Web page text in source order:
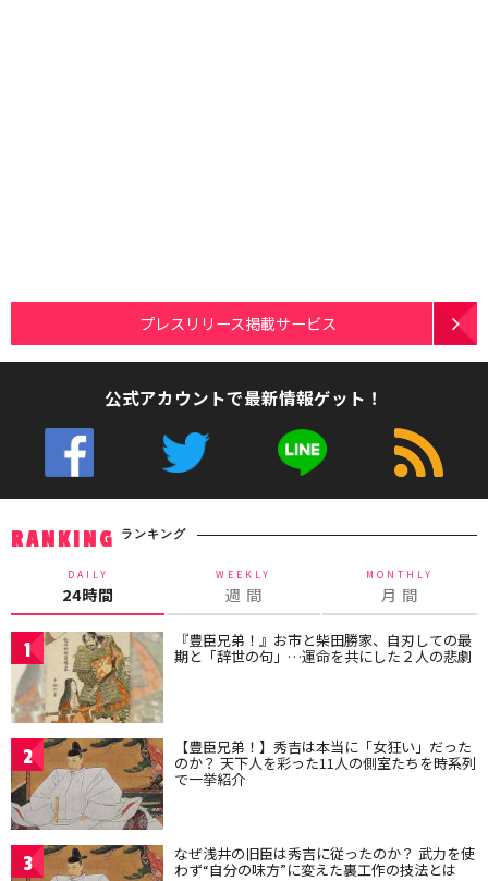
プレスリリース掲載サービス
公式アカウントで最新情報ゲット！
RANKING ランキング
DAILY
24時間
WEEKLY
週 間
MONTHLY
月 間
1 『豊臣兄弟！』お市と柴田勝家、自刃しての最
期と「辞世の句」…運命を共にした２人の悲劇
2 【豊臣兄弟！】秀吉は本当に「女狂い」だった
のか？ 天下人を彩った11人の側室たちを時系列
で一挙紹介
3 なぜ浅井の旧臣は秀吉に従ったのか？ 武力を使
わず“自分の味方”に変えた裏工作の技法とは